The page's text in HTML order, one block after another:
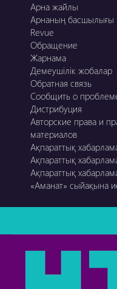
Арна жайлы
Арнаның басшылығы
Revue
Обращение
Жарнама
Демеушілік жобалар
Обратная связь
Сообщить о
Дистрибуция
Авторские права и
материалов
Ақпараттық
Ақпараттық
Ақпараттық
«Аманат» сыйақына